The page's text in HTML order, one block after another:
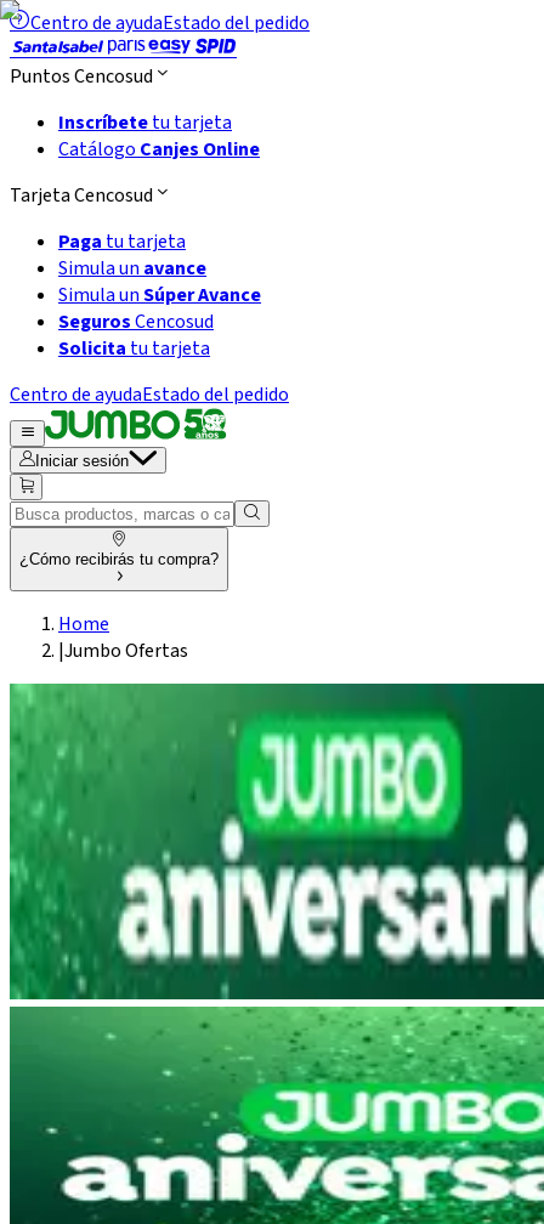
Centro de ayudaEstado del pedido
Puntos Cencosud
Inscríbetetu tarjeta
Catálogo Canjes Online
Tarjeta Cencosud
Paga tu tarjeta
Simula un avance
Simula unSúper Avance
SegurosCencosud
Solicita tu tarjeta
Centro de ayudaEstado del pedido
Iniciar sesión
¿Cómo recibirás tu compra?
Home
|Jumbo Ofertas